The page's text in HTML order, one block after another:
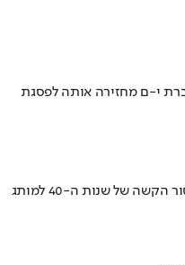
י-ם מחזירה אותה לפסגת
איך אסם הפכה את תקופת הצנע והמחסור הקשה של שנות ה-40 למותג